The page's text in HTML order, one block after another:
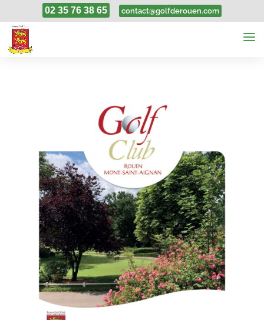
02 35 76 38 65 contact@golfderouen.com